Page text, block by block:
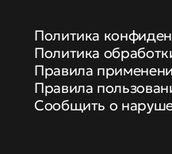
Политика
Политика
Правила
Правила
Сообщить о